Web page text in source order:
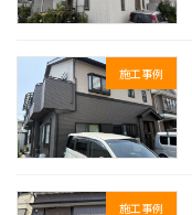
施工事例
施工事例